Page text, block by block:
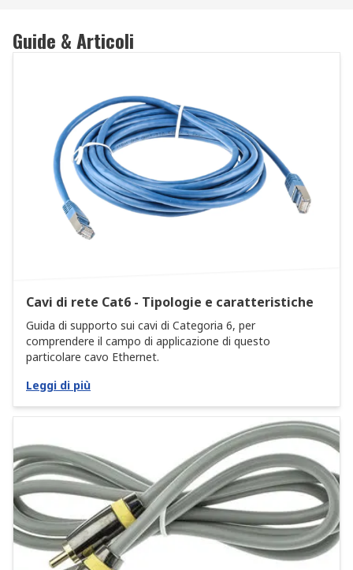
Guide & Articoli
Cavi di rete Cat6 - Tipologie e caratteristiche
Guida di supporto sui cavi di Categoria 6, per
comprendere il campo di applicazione di questo
particolare cavo Ethernet.
Leggi di più